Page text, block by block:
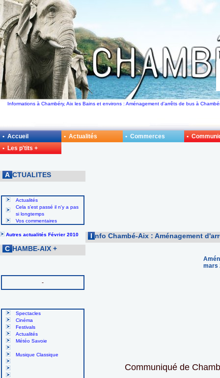
Informations à Chambéry, Aix les Bains et environs : Aménagement d'arrêts de bus à
A CTUALITES
Actualités
Cela s'est passé il n'y a pas
si longtemps
Vos commentaires
Autres actualités Février 2010
C HAMBE-AIX +
-
Spectacles
Cinéma
Festivals
Actualités
Météo Savoie
Musique Classique
I nfo Chambé-Aix : Aménagement
mars
Communiqué de
• Accueil • Actualités • Commerces
•
• Les p'tits +